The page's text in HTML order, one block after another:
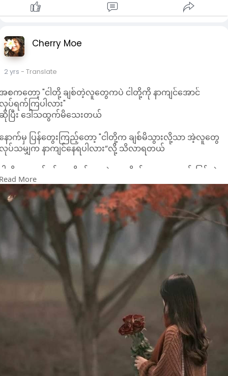
ရုစိုက်ပေးပါတယ်...
ျက်နှာလေး မဲ့သွားမှာကိုတောင်မလိုလားပဲ..
ျစ်ခြင်းမေတ္တာတွေ ထပ်တူကျတဲ့အခါ..
မဟုတ်........
ရွေးမှန်သွားတဲ့အခါ တကယ်ကို ပျော်ရွှင်ရပါတယ်.💗
Cherry Moe
2 yrs - Translate
စကတော့ "ငါတို့ ချစ်တဲ့လူတွေကပဲ ငါတို့ကို နာကျင်အောင်
ပ်ရက်ကြပါလား"
ပြီး ဒေါသထွက်မိသေးတယ်
ောက်မှ ပြန်တွေးကြည့်တော့ "ငါတို့က ချစ်မိသွားလို့သာ အဲ့လူတွေ
ပ်သမျှက နာကျင်နေရပါလား”လို့ သိလာရတယ်
ါတို့သာမချစ်ရင် သူတို့မုန်းနေလဲ ဂရုမစိုက်ဘူး.... မကောင်းမြင်လဲရ
ယ်....မကောင်းပြောနေလဲ ဘာမှမဖြစ်ဘူး
ါတို့တကယ်ချစ်မိသွားတဲ့အခါ....ထိုသူရဲ့ စကားလေးကြမ်းသွားတာ
အစ ငါတို့အတွက်တော့ ကမ္ဘာပြိုသလိုပဲ
ကယ်တော့ ငါတို့စိတ်နဲ့ပဲဆိုင်တာ...လူတွေနဲ့မဆိုင်ဘူး....
လူတွေဟာ ဒီပုံစံအတိုင်း ဒီအကျင့်အတိုင်း သွားနေကြတာပါ
ါတို့ကသာ သူတို့ကို ချစ်မိ/သံယောဇဉ်ပိုမိလို့
တို့ကြောင့် ခံစားနေရတာ
ကယ်တော့ သူတို့က လုပ်ရက်တာမဟုတ်ဘူး
More